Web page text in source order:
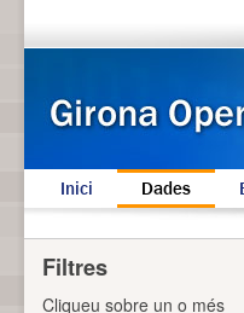
Inici Dades
Filtres
Cliqueu sobre un o més